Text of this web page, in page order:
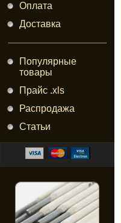
Оплата
Доставка
Популярные
товары
Прайс .xls
Распродажа
Статьи